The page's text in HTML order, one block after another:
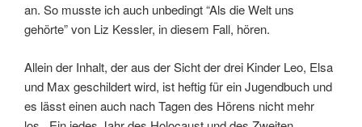
an. So musste ich auch unbedingt “Als die Welt uns
gehörte” von Liz Kessler, in diesem Fall, hören.
Allein der Inhalt, der aus der Sicht der drei Kinder Leo, Elsa
und Max geschildert wird, ist heftig für ein Jugendbuch und
es lässt einen auch nach Tagen des Hörens nicht mehr